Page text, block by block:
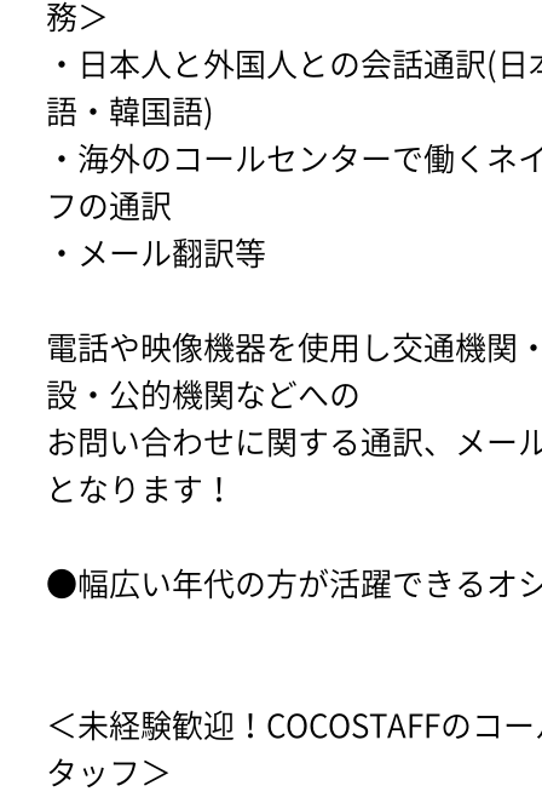
務＞
・日本人と外国人との会話通訳(日
語・韓国語)
・海外のコールセンターで働くネ
フの通訳
・メール翻訳等
電話や映像機器を使用し交通機関
設・公的機関などへの
お問い合わせに関する通訳、メー
となります！
●幅広い年代の方が活躍できるオ
＜未経験歓迎！COCOSTAFFのコ
タッフ＞